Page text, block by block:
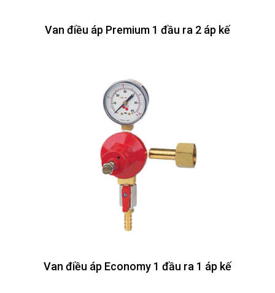
Van điều áp Premium 1 đầu ra 2 áp kế
Van điều áp Economy 1 đầu ra 1 áp kế